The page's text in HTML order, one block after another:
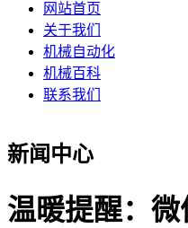
网站首页
关于我们
机械自动化
机械百科
联系我们
新闻中心
温暖提醒：微